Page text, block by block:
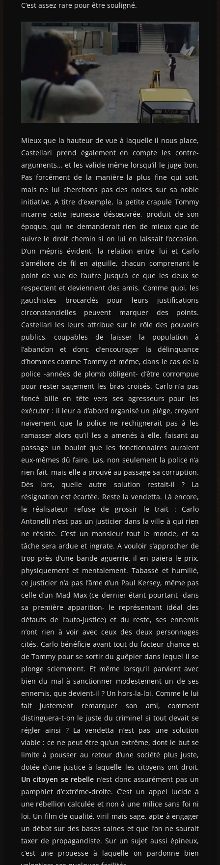
C’est assez rare pour être souligné.
Mieux que la hauteur de vue à laquelle il nous place,
Castellari prend également en compte les contre-
arguments… et les valide même lorsqu’il le juge bon.
Pas forcément de la manière la plus fine qui soit,
mais ne lui cherchons pas des noises sur sa noble
initiative. A titre d’exemple, la petite crapule Tommy
incarne cette jeunesse désœuvrée, produit de son
époque, qui ne demanderait rien de mieux que de
suivre le droit chemin si on lui en laissait l’occasion.
D’un mépris évident, la relation entre lui et Carlo
s’améliore de fil en aiguille, chacun comprenant le
point de vue de l’autre jusqu’à ce que les deux se
respectent et deviennent des amis. Comme quoi, les
gauchistes brocardés pour leurs justifications
circonstancielles peuvent marquer des points.
Castellari les leurs attribue sur le rôle des pouvoirs
publics, coupables de laisser la population à
l’abandon et donc d’encourager la délinquance
d’hommes comme Tommy et même, dans le cas de la
police -années de plomb obligent- d’être corrompue
pour rester sagement les bras croisés. Carlo n’a pas
foncé bille en tête vers ses agresseurs pour les
exécuter : il leur a d’abord organisé un piège, croyant
naïvement que la police ne rechignerait pas à les
ramasser alors qu’il les a amenés à elle, faisant au
passage un boulot que les fonctionnaires auraient
eux-mêmes dû faire. Las, non seulement la police n’a
rien fait, mais elle a prouvé au passage sa corruption.
Dès lors, quelle autre solution restait-il ? La
résignation est écartée. Reste la vendetta. Là encore,
le réalisateur refuse de grossir le trait : Carlo
Antonelli n’est pas un justicier dans la ville à qui rien
ne résiste. C’est un monsieur tout le monde, et sa
tâche sera ardue et ingrate. A vouloir s’approcher de
trop près d’une bande aguerrie, il en paiera le prix,
physiquement et mentalement. Tabassé et humilié,
ce justicier n’a pas l’âme d’un Paul Kersey, même pas
celle d’un Mad Max (ce dernier étant pourtant -dans
sa première apparition- le représentant idéal des
défauts de l’auto-justice) et du reste, ses ennemis
n’ont rien à voir avec ceux des deux personnages
cités. Carlo bénéficie avant tout du facteur chance et
de Tommy pour se sortir du guêpier dans lequel il se
plonge sciemment. Et même lorsqu’il parvient avec
bien du mal à sanctionner modestement un de ses
ennemis, que devient-il ? Un hors-la-loi. Comme le lui
fait justement remarquer son ami, comment
distinguera-t-on le juste du criminel si tout devait se
régler ainsi ? La vendetta n’est pas une solution
viable : ce ne peut être qu’un extrême, dont le but se
limite à pousser au retour d’une société plus juste,
dotée d’une justice à laquelle les citoyens ont droit.
Un citoyen se rebelle n’est donc assurément pas un
pamphlet d’extrême-droite. C’est un appel lucide à
une rébellion calculée et non à une milice sans foi ni
loi. Un film de qualité, viril mais sage, apte à engager
un débat sur des bases saines et que l’on ne saurait
taxer de propagandiste. Sur un sujet aussi épineux,
c’est une prouesse à laquelle on pardonne bien